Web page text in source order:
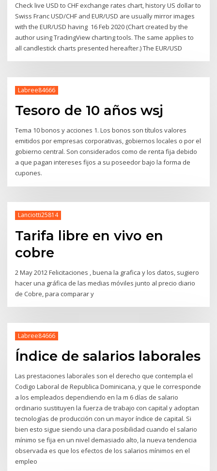
Check live USD to CHF exchange rates chart, history US dollar to
Swiss Franc USD/CHF and EUR/USD are usually mirror images
with the EUR/USD having 16 Feb 2020 (Chart created by the
author using TradingView charting tools. The same applies to
all candlestick charts presented hereafter.) The EUR/USD
Labree84666
Tesoro de 10 años wsj
Tema 10 bonos y acciones 1. Los bonos son títulos valores
emitidos por empresas corporativas, gobiernos locales o por el
gobierno central. Son considerados como de renta fija debido
a que pagan intereses fijos a su poseedor bajo la forma de
cupones.
Lanciotti25814
Tarifa libre en vivo en
cobre
2 May 2012 Felicitaciones , buena la grafica y los datos, sugiero
hacer una gráfica de las medias móviles junto al precio diario
de Cobre, para comparar y
Labree84666
Índice de salarios laborales
Las prestaciones laborales son el derecho que contempla el
Codigo Laboral de Republica Dominicana, y que le corresponde
a los empleados dependiendo en la m 6 días de salario
ordinario sustituyen la fuerza de trabajo con capital y adoptan
tecnologías de producción con un mayor índice de capital. Si
bien esto sigue siendo una clara posibilidad cuando el salario
mínimo se fija en un nivel demasiado alto, la nueva tendencia
observada es que los efectos de los salarios mínimos en el
empleo